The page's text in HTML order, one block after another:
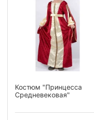
Костюм "Принцесса
Средневековая"